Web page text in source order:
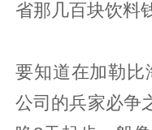
省那几百块饮料
要知道在加勒比
公司的兵家必争